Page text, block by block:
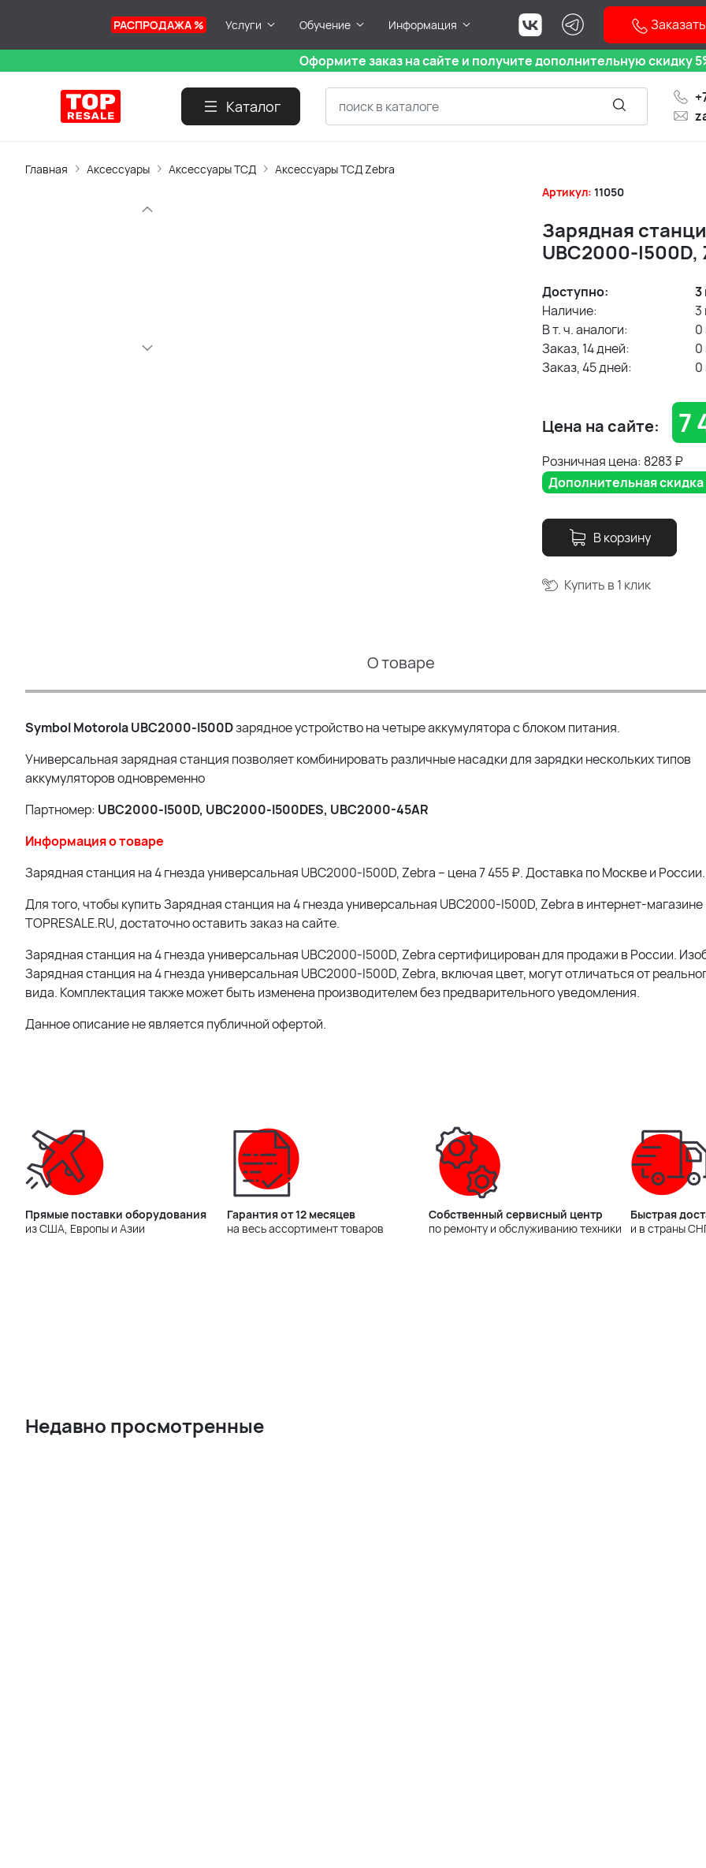
РАСПРОДАЖА % Услуги Обучение Информация
Оформите заказ на сайте и получите дополнительную скидку
Каталог
Главная Аксессуары Аксессуары ТСД
Аксессуары ТСД Zebra
Артикул: 11050
Зарядная
UBC2000-I500D,
Доступно: 3
Наличие:
3
В т. ч. аналоги:
0
Заказ, 14 дней:
0
Заказ, 45 дней:
0
Цена на сайте: 7
Розничная цена: 8283 ₽
Дополнительная скидка
В корзину
Купить в 1 клик
О товаре
Symbol Motorola UBC2000-I500Dзарядное устройство на четыре аккумулятора с блоком питания.
Универсальная зарядная станция позволяет комбинировать различные насадки для зарядки нескольких типов
аккумуляторов одновременно
Партномер: UBC2000-I500D, UBC2000-I500DES, UBC2000-45AR
Информация о товаре
Зарядная станция на 4 гнезда универсальная UBC2000-I500D, Zebra – цена 7 455 ₽. Доставка по Москве и России.
Для того, чтобы купить Зарядная станция на 4 гнезда универсальная UBC2000-I500D, Zebra в интернет-магазине
TOPRESALE.RU, достаточно оставить заказ на сайте.
Зарядная станция на 4 гнезда универсальная UBC2000-I500D, Zebra сертифицирован для продажи в России.
Зарядная станция на 4 гнезда универсальная UBC2000-I500D, Zebra, включая цвет, могут отличаться от
вида. Комплектация также может быть изменена производителем без предварительного уведомления.
Данное описание не является публичной офертой.
Прямые поставки оборудования
из США, Европы и Азии
Гарантия от 12 месяцев
на весь ассортимент товаров
Собственный сервисный центр
по ремонту и обслуживанию техники
Быстрая
и в страны
Недавно просмотренные